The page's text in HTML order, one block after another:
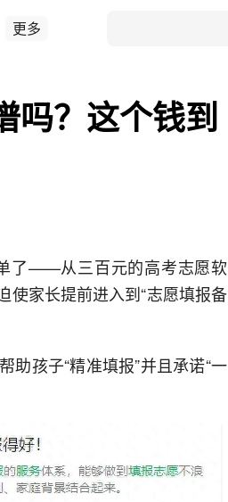
更多
吗？这个钱到
了——从三百元的高考志愿软
使家长提前进入到“志愿填报备
孩子“精准填报”并且承诺“一